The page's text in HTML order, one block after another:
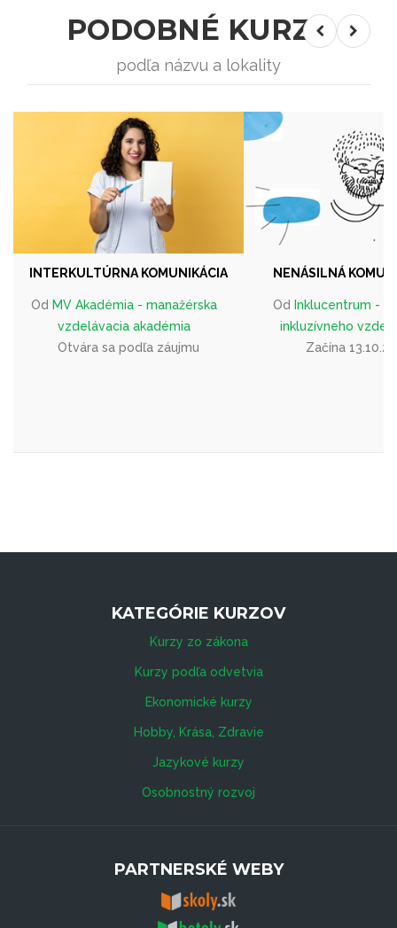
PODOBNÉ KURZY
podľa názvu a lokality
INTERKULTÚRNA KOMUNIKÁCIA
Od MV Akadémia - manažérska
vzdelávacia akadémia
Otvára sa podľa záujmu
NENÁSILNÁ
Od Inklucentrum -
inkluzívneho
Začína
KATEGÓRIE KURZOV
Kurzy zo zákona
Kurzy podľa odvetvia
Ekonomické kurzy
Hobby, Krása, Zdravie
Jazykové kurzy
Osobnostný rozvoj
PARTNERSKÉ WEBY